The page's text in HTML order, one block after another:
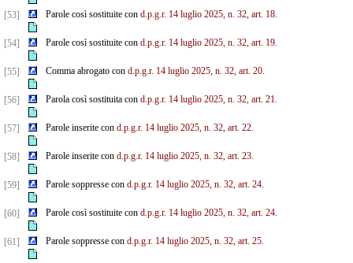
[53] Parole così sostituite con d.p.g.r. 14 luglio 2025, n. 32, art. 18.
[54] Parole così sostituite con d.p.g.r. 14 luglio 2025, n. 32, art. 19.
[55] Comma abrogato con d.p.g.r. 14 luglio 2025, n. 32, art. 20.
[56] Parola così sostituita con d.p.g.r. 14 luglio 2025, n. 32, art. 21.
[57] Parole inserite con d.p.g.r. 14 luglio 2025, n. 32, art. 22.
[58] Parole inserite con d.p.g.r. 14 luglio 2025, n. 32, art. 23.
[59] Parole soppresse con d.p.g.r. 14 luglio 2025, n. 32, art. 24.
[60] Parole così sostituite con d.p.g.r. 14 luglio 2025, n. 32, art. 24.
[61] Parole soppresse con d.p.g.r. 14 luglio 2025, n. 32, art. 25.